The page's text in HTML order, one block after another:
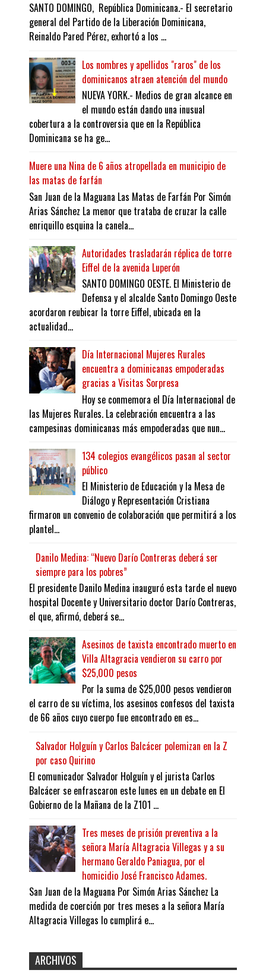
SANTO DOMINGO, República Dominicana.- El secretario
general del Partido de la Liberación Dominicana,
Reinaldo Pared Pérez, exhortó a los ...
Los nombres y apellidos "raros" de los
dominicanos atraen atención del mundo
NUEVA YORK.- Medios de gran alcance en
el mundo están dando una inusual
cobertura a la controversia que en la República
Dominicana se ha ge...
Muere una Nina de 6 años atropellada en municipio de
las matas de farfán
San Juan de la Maguana Las Matas de Farfán Por Simón
Arias Sánchez La menor que trataba de cruzar la calle
enriquillo esquina la canela...
Autoridades trasladarán réplica de torre
Eiffel de la avenida Luperón
SANTO DOMINGO OESTE. El Ministerio de
Defensa y el alcalde Santo Domingo Oeste
acordaron reubicar la torre Eiffel, ubicada en la
actualidad...
Día Internacional Mujeres Rurales
encuentra a dominicanas empoderadas
gracias a Visitas Sorpresa
Hoy se conmemora el Día Internacional de
las Mujeres Rurales. La celebración encuentra a las
campesinas dominicanas más empoderadas que nun...
134 colegios evangélicos pasan al sector
público
El Ministerio de Educación y la Mesa de
Diálogo y Representación Cristiana
firmaron un convenio de colaboración que permitirá a los
plantel...
Danilo Medina: “Nuevo Darío Contreras deberá ser
siempre para los pobres”
El presidente Danilo Medina inauguró esta tarde el nuevo
hospital Docente y Universitario doctor Darío Contreras,
el que, afirmó, deberá se...
Asesinos de taxista encontrado muerto en
Villa Altagracia vendieron su carro por
$25,000 pesos
Por la suma de $25,000 pesos vendieron
el carro de su víctima, los asesinos confesos del taxista
de 66 años cuyo cuerpo fue encontrado en es...
Salvador Holguín y Carlos Balcácer polemizan en la Z
por caso Quirino
El comunicador Salvador Holguín y el jurista Carlos
Balcácer se enfrascaron este lunes en un debate en El
Gobierno de la Mañana de la Z101 ...
Tres meses de prisión preventiva a la
señora María Altagracia Villegas y a su
hermano Geraldo Paniagua, por el
homicidio José Francisco Adames.
San Juan de la Maguana Por Simón Arias Sánchez La
medida de coerción por tres meses a la señora María
Altagracia Villegas lo cumplirá e...
ARCHIVOS